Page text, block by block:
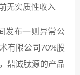
无实质性收入
发布一则异常公
有限公司70%股
鼎诚肽源的产品